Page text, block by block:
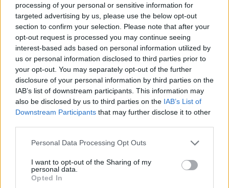
processing of your personal or sensitive information for
targeted advertising by us, please use the below opt-out
section to confirm your selection. Please note that after your
opt-out request is processed you may continue seeing
interest-based ads based on personal information utilized by
us or personal information disclosed to third parties prior to
your opt-out. You may separately opt-out of the further
disclosure of your personal information by third parties on the
IAB’s list of downstream participants. This information may
also be disclosed by us to third parties on the IAB’s List of
Downstream Participants that may further disclose it to other
Please note that this website/app uses one or more Google
not limited to your visit or usage behaviour. You may click to
grant or deny consent to Google and its third-party tags to
use your data for below specified purposes in below Google
Personal Data Processing Opt Outs
I want to opt-out of the Sharing of my
personal data.
Opted In
daGoogle News
Condividi l'articolo
F
a
ce
b
o
o
k
T
w
it
te
r
Pi
n
te
re
st
W
h
at
s
A
p
p
S
h
a
re
Articolo precedente
Prossimo articolo
NOTIZIE RECENTI